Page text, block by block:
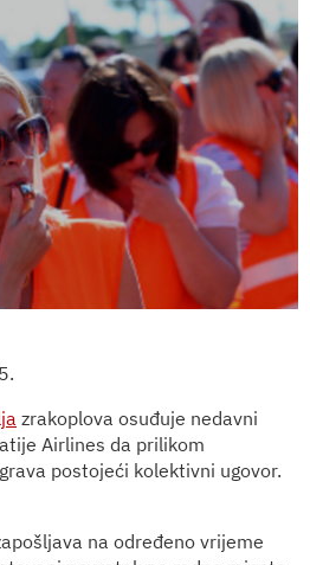
zrakoplova osuđuje nedavni
Airlines da prilikom
postojeći kolektivni ugovor.
na određeno vrijeme